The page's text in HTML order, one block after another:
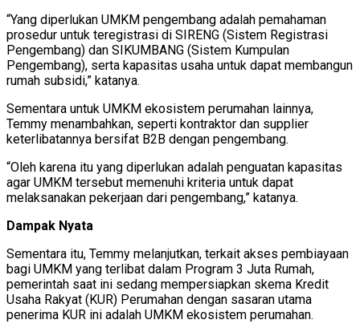
“Yang diperlukan UMKM pengembang adalah pemahaman
prosedur untuk teregistrasi di SIRENG (Sistem Registrasi
Pengembang) dan SIKUMBANG (Sistem Kumpulan
Pengembang), serta kapasitas usaha untuk dapat membangun
rumah subsidi,” katanya.
Sementara untuk UMKM ekosistem perumahan lainnya,
Temmy menambahkan, seperti kontraktor dan supplier
keterlibatannya bersifat B2B dengan pengembang.
“Oleh karena itu yang diperlukan adalah penguatan kapasitas
agar UMKM tersebut memenuhi kriteria untuk dapat
melaksanakan pekerjaan dari pengembang,” katanya.
Dampak Nyata
Sementara itu, Temmy melanjutkan, terkait akses pembiayaan
bagi UMKM yang terlibat dalam Program 3 Juta Rumah,
pemerintah saat ini sedang mempersiapkan skema Kredit
Usaha Rakyat (KUR) Perumahan dengan sasaran utama
penerima KUR ini adalah UMKM ekosistem perumahan.